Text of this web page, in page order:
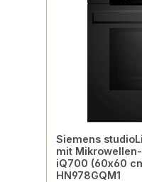
Siemens
mit
iQ700 (60x60
HN978GQM1